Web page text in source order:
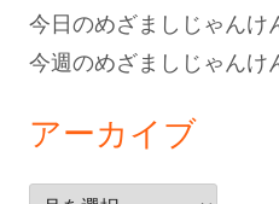
今日のめざましじゃんけ
今週のめざましじゃんけ
アーカイブ